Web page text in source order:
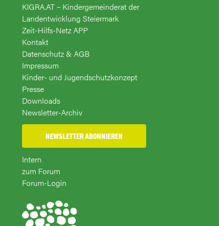
KIGRA.AT – Kindergemeinderat der
Landentwicklung Steiermark
Zeit-Hilfs-Netz APP
Kontakt
Datenschutz & AGB
Impressum
Kinder- und Jugendschutzkonzept
Presse
Downloads
Newsletter-Archiv
NEWSLETTER ABONNIEREN
Intern
zum Forum
Forum-Login